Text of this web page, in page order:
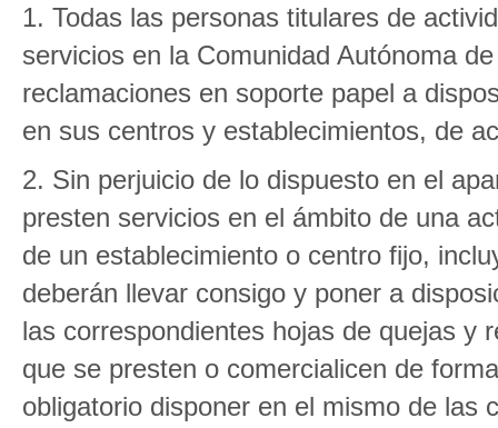
1. Todas las personas titulares de
servicios en la Comunidad Autónoma
reclamaciones en soporte papel a
en sus centros y establecimientos, de
2. Sin perjuicio de lo dispuesto en el
presten servicios en el ámbito de una
de un establecimiento o centro fijo,
deberán llevar consigo y poner a
las correspondientes hojas de quejas y
que se presten o comercialicen de
obligatorio disponer en el mismo de las